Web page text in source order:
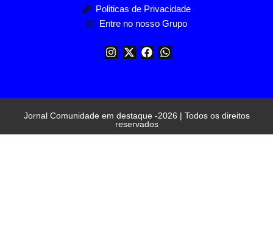
Politicas de Privacidade
Entre no nosso Grupo
Jornal Comunidade em destaque -2026 | Todos os direitos
reservados